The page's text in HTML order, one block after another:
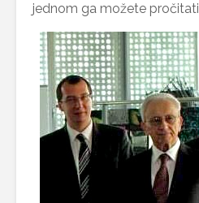
jednom ga možete pročitati